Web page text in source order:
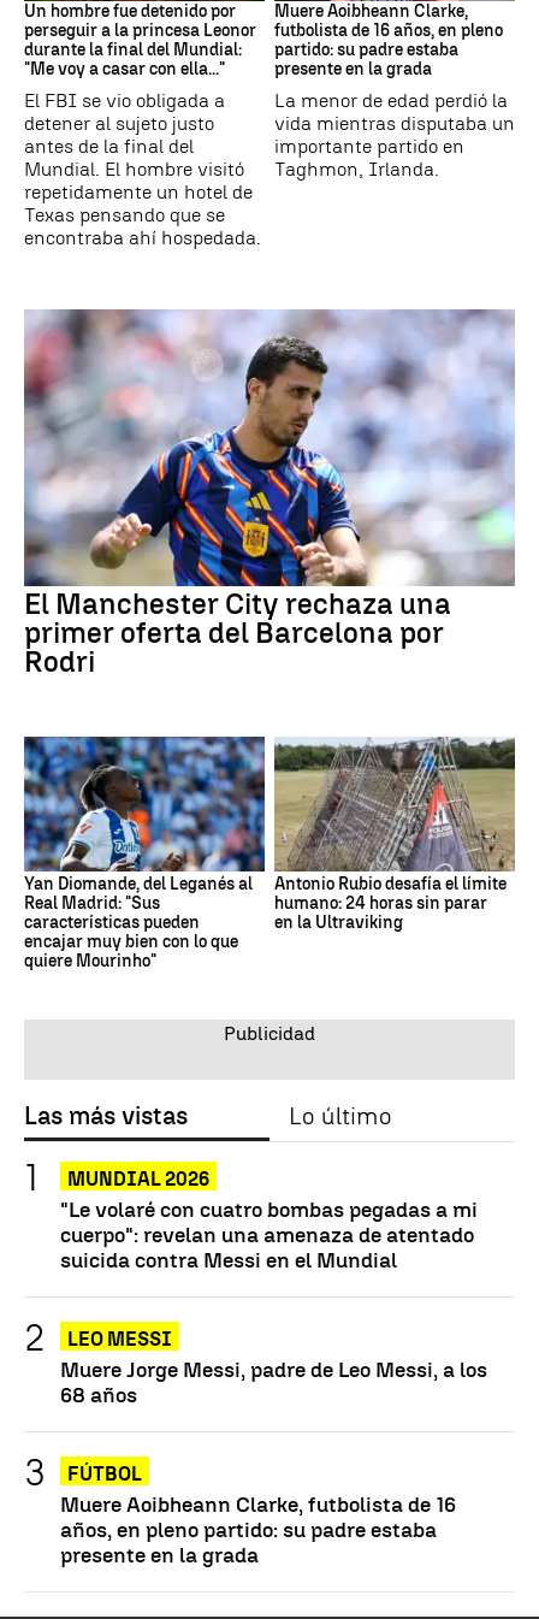
Un hombre fue detenido por
perseguir a la princesa Leonor
durante la final del Mundial:
"Me voy a casar con ella..."
El FBI se vio obligada a
detener al sujeto justo
antes de la final del
Mundial. El hombre visitó
repetidamente un hotel de
Texas pensando que se
encontraba ahí hospedada.
Muere Aoibheann Clarke,
futbolista de 16 años, en pleno
partido: su padre estaba
presente en la grada
La menor de edad perdió la
vida mientras disputaba un
importante partido en
Taghmon, Irlanda.
El Manchester City rechaza una
primer oferta del Barcelona por
Rodri
Yan Diomande, del Leganés al
Real Madrid: "Sus
características pueden
encajar muy bien con lo que
quiere Mourinho"
Antonio Rubio desafía el límite
humano: 24 horas sin parar
en la Ultraviking
Las más vistas Lo último
MUNDIAL 2026
"Le volaré con cuatro bombas pegadas a mi
cuerpo": revelan una amenaza de atentado
suicida contra Messi en el Mundial
LEO MESSI
Muere Jorge Messi, padre de Leo Messi, a los
68 años
FÚTBOL
Muere Aoibheann Clarke, futbolista de 16
años, en pleno partido: su padre estaba
presente en la grada